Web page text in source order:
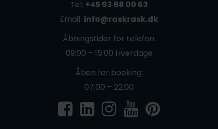
Tel: +45 93 88 00 63
Email: info@raskrask.dk
Åbningstider for telefon:
09:00 – 15:00 Hverdage
Åben for booking:
07:00 – 22:00